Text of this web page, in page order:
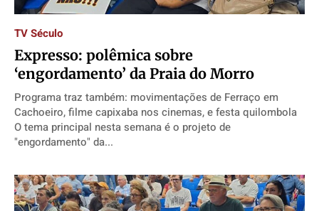
Economia
Cultura
Colunas
Caetano Roque
Gustavo Bastos
Economia
Cultura
Colunas
Caetano Roque
Gustavo Bastos
Economia
Cultura
Colunas
Caetano Roque
Gustavo Bastos
Economia
Cultura
Colunas
Caetano Roque
Gustavo Bastos
TV Século
Expresso: polêmica sobre
‘engordamento’ da Praia do Morro
Programa traz também: movimentações de Ferraço em
Cachoeiro, filme capixaba nos cinemas, e festa quilombola
O tema principal nesta semana é o projeto de
"engordamento" da...